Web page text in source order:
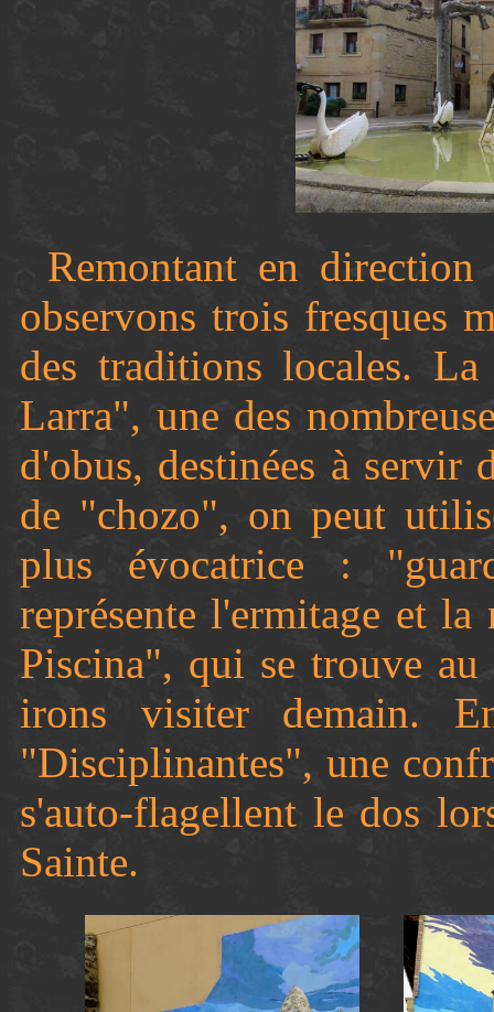
Remontant en
observons trois fresques
des traditions locales.
Larra", une des
d'obus, destinées à servir
de "chozo", on peut
plus évocatrice :
représente l'ermitage et
Piscina", qui se trouve
irons visiter demain.
"Disciplinantes", une
s'auto-flagellent le dos
Sainte.